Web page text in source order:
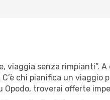
viaggia senza
chi pianifica un
troverai offerte